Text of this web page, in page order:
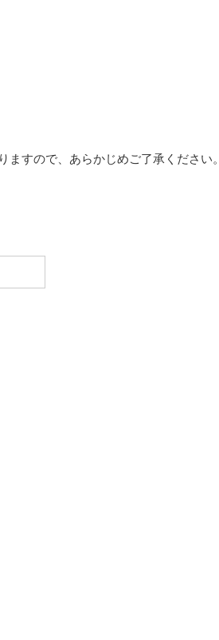
すので、あらかじめご了承ください。